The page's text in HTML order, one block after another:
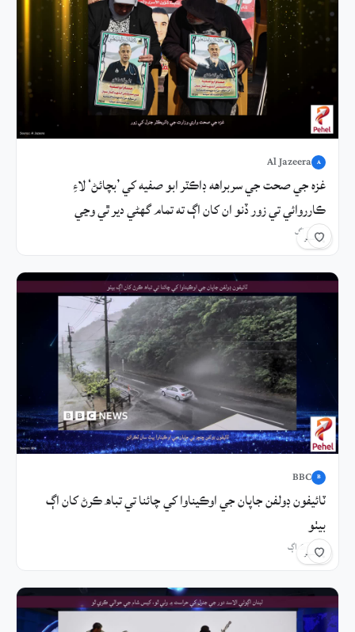
A
Al Jazeera
غزه جي صحت جي سربراهه ڊاڪٽر ابو صفيه کي ’بچائڻ‘ لاءِ
ڪارروائي تي زور ڏنو ان کان اڳ ته تمام گهڻي دير ٿي وڃي
9 منٽ اڳ شيئر
B
BBC
ٽائيفون ڊولفن جاپان جي اوڪيناوا کي چائنا تي تباھ ڪرڻ کان اڳ
بيٺو
2 ڪلاڪ اڳ شيئر